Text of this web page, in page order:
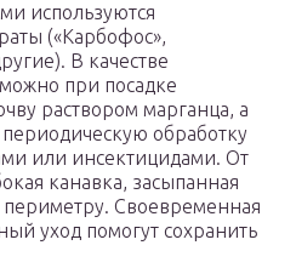
используются
(«Карбофос»,
В качестве
при посадке
раствором марганца, а
обработку
или инсектицидами. От
канавка, засыпанная
Своевременная
уход помогут сохранить